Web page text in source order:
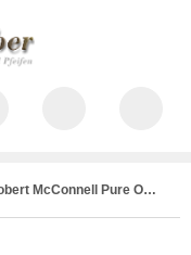
Robert McConnell Pure Origin